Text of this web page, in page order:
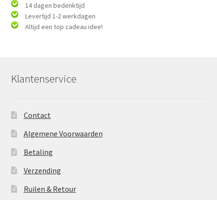
14 dagen bedenktijd
Levertijd 1-2 werkdagen
Altijd een top cadeau idee!
Klantenservice
Contact
Algemene Voorwaarden
Betaling
Verzending
Ruilen & Retour